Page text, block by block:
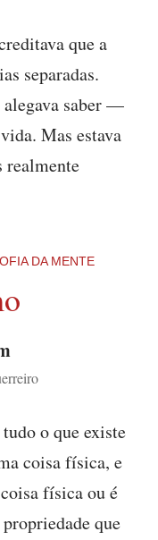
que a
separadas.
alegava saber —
Mas estava
realmente
DA MENTE
o que existe
coisa física, e
física ou é
que